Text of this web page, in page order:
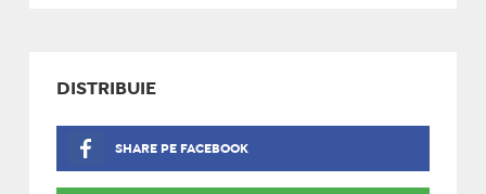
DISTRIBUIE
SHARE PE FACEBOOK